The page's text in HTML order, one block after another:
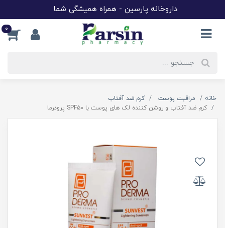
داروخانه پارسین - همراه همیشگی شما
0
خانه مراقبت پوست
کرم ضد آفتاب
کرم ضد آفتاب و روشن کننده لک های پوست با SPF۵۰ پرودرما